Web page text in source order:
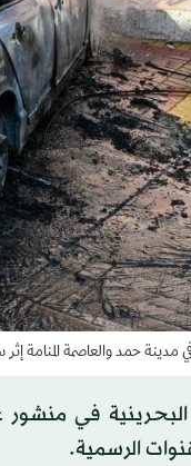
مدينة حمد والعاصمة المنامة
البحرينية في
الرسمية.